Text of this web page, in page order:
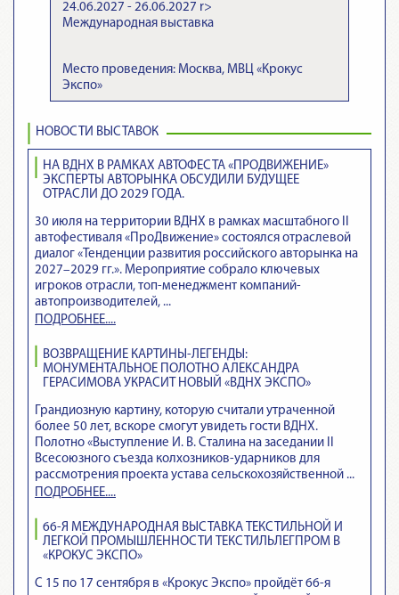
24.06.2027 - 26.06.2027 r>
Международная выставка
Место проведения: Москва, МВЦ «Крокус
Экспо»
НОВОСТИ ВЫСТАВОК
НА ВДНХ В РАМКАХ АВТОФЕСТА «ПРОДВИЖЕНИЕ»
ЭКСПЕРТЫ АВТОРЫНКА ОБСУДИЛИ БУДУЩЕЕ
ОТРАСЛИ ДО 2029 ГОДА.
30 июля на территории ВДНХ в рамках масштабного II
автофестиваля «ПроДвижение» состоялся отраслевой
диалог «Тенденции развития российского авторынка на
2027–2029 гг.». Мероприятие собрало ключевых
игроков отрасли, топ-менеджмент компаний-
автопроизводителей, ...
ПОДРОБНЕЕ....
ВОЗВРАЩЕНИЕ КАРТИНЫ-ЛЕГЕНДЫ:
МОНУМЕНТАЛЬНОЕ ПОЛОТНО АЛЕКСАНДРА
ГЕРАСИМОВА УКРАСИТ НОВЫЙ «ВДНХ ЭКСПО»
Грандиозную картину, которую считали утраченной
более 50 лет, вскоре смогут увидеть гости ВДНХ.
Полотно «Выступление И. В. Сталина на заседании II
Всесоюзного съезда колхозников-ударников для
рассмотрения проекта устава сельскохозяйственной ...
ПОДРОБНЕЕ....
66-Я МЕЖДУНАРОДНАЯ ВЫСТАВКА ТЕКСТИЛЬНОЙ И
ЛЕГКОЙ ПРОМЫШЛЕННОСТИ ТЕКСТИЛЬЛЕГПРОМ В
«КРОКУС ЭКСПО»
С 15 по 17 сентября в «Крокус Экспо» пройдёт 66-я